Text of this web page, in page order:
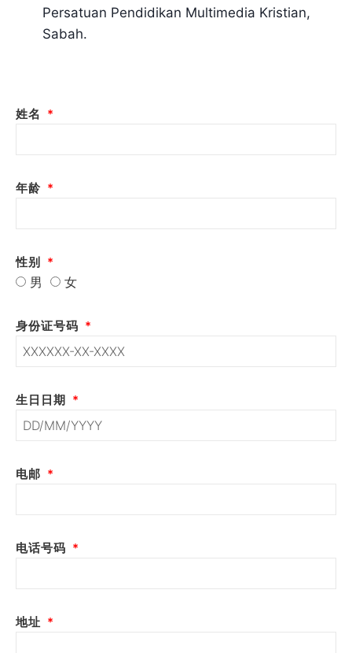
Persatuan Pendidikan Multimedia Kristian,
Sabah.
姓名
年龄
性别
男 女
身份证号码
生日日期
电邮
电话号码
地址